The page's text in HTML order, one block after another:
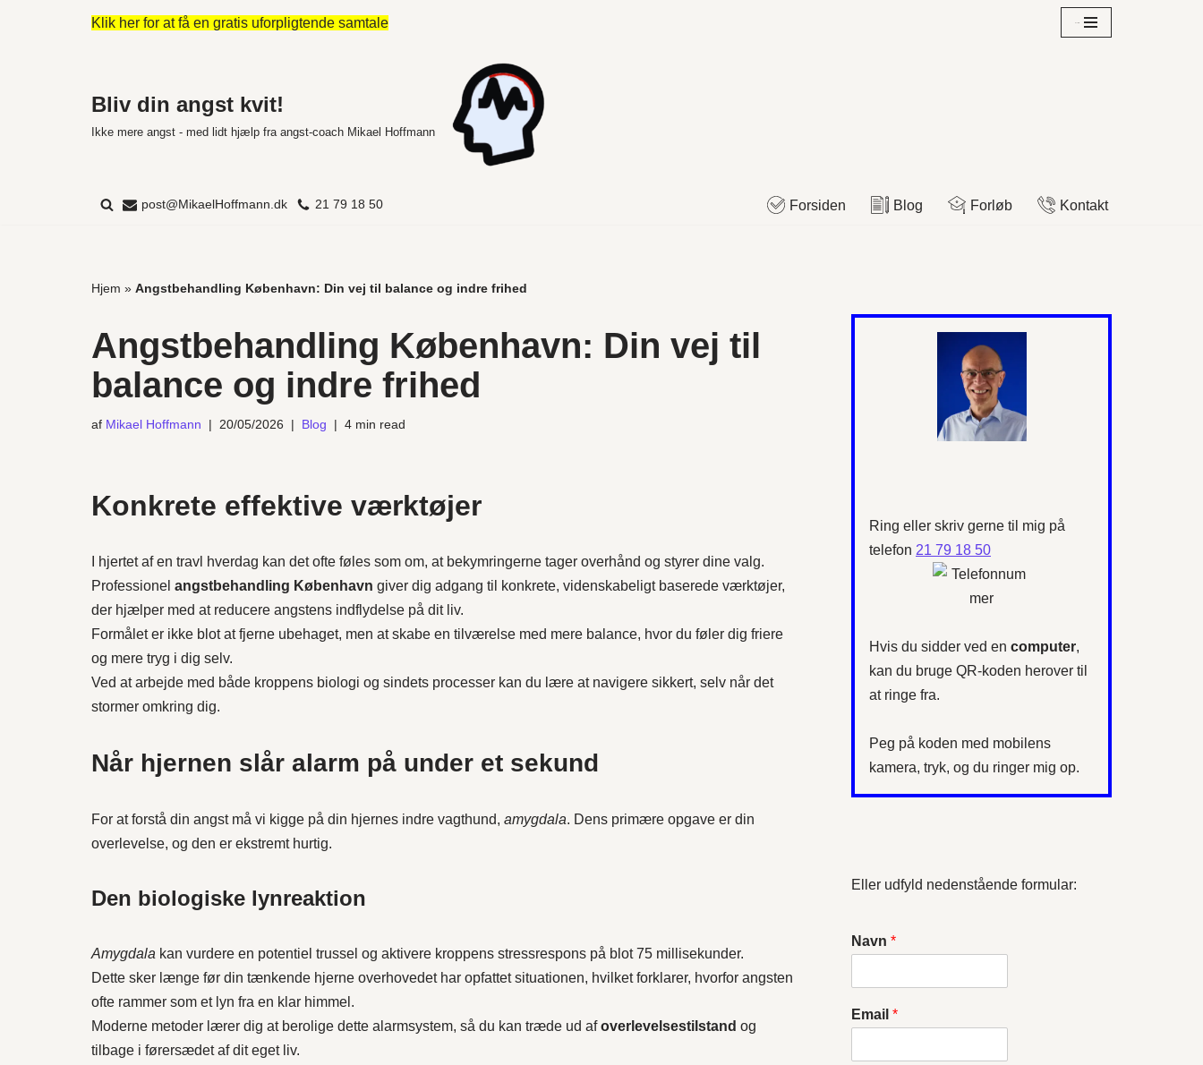
Klik her for at få en gratis uforpligtende samtale
Bliv din angst kvit!
Ikke mere angst - med lidt hjælp fra angst-coach Mikael Hoffmann
post@MikaelHoffmann.dk 21 79 18 50 Forsiden Blog Forløb Kontakt
Hjem » Angstbehandling København: Din vej til balance og indre frihed
Angstbehandling København: Din vej til
balance og indre frihed
af Mikael Hoffmann 20/05/2026 Blog 4 min read
Konkrete effektive værktøjer
I hjertet af en travl hverdag kan det ofte føles som om, at bekymringerne tager overhånd og styrer dine valg.
Professionel angstbehandling København giver dig adgang til konkrete, videnskabeligt baserede værktøjer,
der hjælper med at reducere angstens indflydelse på dit liv.
Formålet er ikke blot at fjerne ubehaget, men at skabe en tilværelse med mere balance, hvor du føler dig friere
og mere tryg i dig selv.
Ved at arbejde med både kroppens biologi og sindets processer kan du lære at navigere sikkert, selv når det
stormer omkring dig.
Når hjernen slår alarm på under et sekund
For at forstå din angst må vi kigge på din hjernes indre vagthund, amygdala. Dens primære opgave er din
overlevelse, og den er ekstremt hurtig.
Den biologiske lynreaktion
Amygdala kan vurdere en potentiel trussel og aktivere kroppens stressrespons på blot 75 millisekunder.
Dette sker længe før din tænkende hjerne overhovedet har opfattet situationen, hvilket forklarer, hvorfor angsten
ofte rammer som et lyn fra en klar himmel.
Moderne metoder lærer dig at berolige dette alarmsystem, så du kan træde ud afoverlevelsestilstand og
tilbage i førersædet af dit eget liv.
Ring eller skriv gerne til mig på
telefon 21 79 18 50
Hvis du sidder ved en computer,
kan du bruge QR-koden herover til
at ringe fra.
Peg på koden med mobilens
kamera, tryk, og du ringer mig op.
Eller udfyld nedenstående formular:
Navn *
Email *